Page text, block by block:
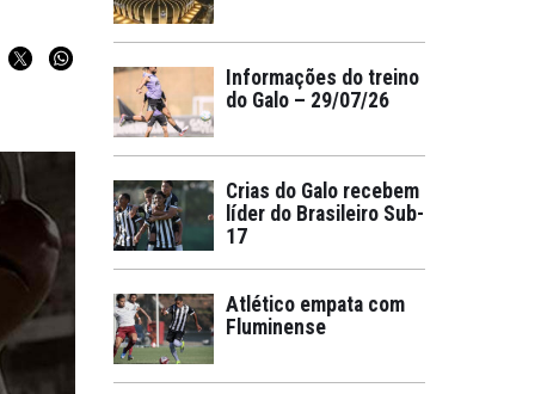
Informações do treino
do Galo – 29/07/26
Crias do Galo recebem
líder do Brasileiro Sub-
17
Atlético empata com
Fluminense